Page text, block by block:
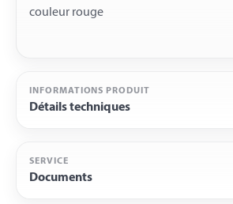
INFORMATIONS PRODUIT
Détails techniques
SERVICE
Documents